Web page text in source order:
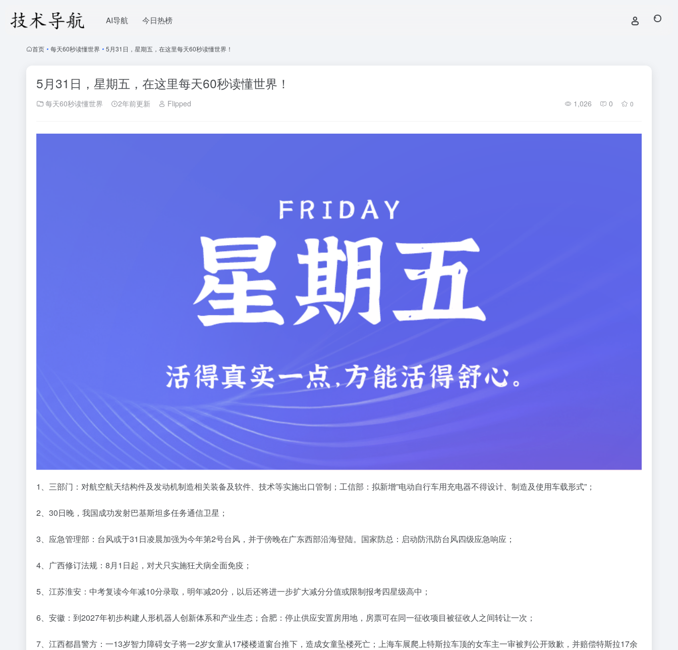
AI导航 今日热榜
首页 • 每天60秒读懂世界 • 5月31日，星期五，在这里每天60秒读懂世界！
5月31日，星期五，在这里每天60秒读懂世界！
每天60秒读懂世界 2年前更新 Flipped 1,026 0 0
1、三部门：对航空航天结构件及发动机制造相关装备及软件、技术等实施出口管制；工信部：拟新增”电动自行车用充电器不得设计、制造及使用车载形式”；
2、30日晚，我国成功发射巴基斯坦多任务通信卫星；
3、应急管理部：台风或于31日凌晨加强为今年第2号台风，并于傍晚在广东西部沿海登陆。国家防总：启动防汛防台风四级应急响应；
4、广西修订法规：8月1日起，对犬只实施狂犬病全面免疫；
5、江苏淮安：中考复读今年减10分录取，明年减20分，以后还将进一步扩大减分分值或限制报考四星级高中；
6、安徽：到2027年初步构建人形机器人创新体系和产业生态；合肥：停止供应安置房用地，房票可在同一征收项目被征收人之间转让一次；
7、江西都昌警方：一13岁智力障碍女子将一2岁女童从17楼楼道窗台推下，造成女童坠楼死亡；上海车展爬上特斯拉车顶的女车主一审被判公开致歉，并赔偿特斯拉17余